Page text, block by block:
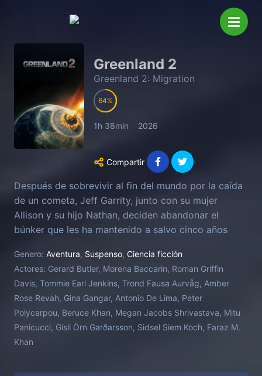
Greenland 2
Greenland 2: Migration
64
1h 38min 2026
Compartir
Después de sobrevivir al fin del mundo por la caída
de un cometa, Jeff Garrity, junto con su mujer
Allison y su hijo Nathan, deciden abandonar el
búnker que les ha mantenido a salvo cinco años
habitable. Así, el último refugio es el principio de un
nuevo comienzo. Juntos emprenderán un viaje
donde los desastres naturales y los humanos que
sobrevivieron han convertido el mundo en un
auténtico infierno.
Genero: Aventura, Suspenso, Ciencia ficción
Actores: Gerard Butler, Morena Baccarin, Roman Griffin
Davis, Tommie Earl Jenkins, Trond Fausa Aurvåg, Amber
Rose Revah, Gina Gangar, Antonio De Lima, Peter
Polycarpou, Beruce Khan, Megan Jacobs Shrivastava, Mitu
Panicucci, Gísli Örn Garðarsson, Sidsel Siem Koch, Faraz M.
Khan